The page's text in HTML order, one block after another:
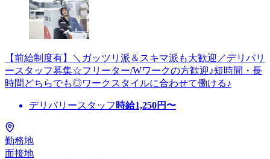
【前給制度有】＼ガッツリ派＆スキマ派も大歓迎／デリバリ
ースタッフ募集☆フリーター/Wワークの方歓迎♪短時間・長
時間どちらでも◎ワークスタイルに合わせて働ける♪
デリバリースタッフ 時給1,250円〜
勤務地
面接地